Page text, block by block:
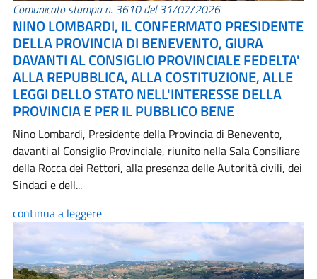
Comunicato stampa n. 3610 del 31/07/2026
NINO LOMBARDI, IL CONFERMATO PRESIDENTE
DELLA PROVINCIA DI BENEVENTO, GIURA
DAVANTI AL CONSIGLIO PROVINCIALE FEDELTA'
ALLA REPUBBLICA, ALLA COSTITUZIONE, ALLE
LEGGI DELLO STATO NELL'INTERESSE DELLA
PROVINCIA E PER IL PUBBLICO BENE
Nino Lombardi, Presidente della Provincia di Benevento,
davanti al Consiglio Provinciale, riunito nella Sala Consiliare
della Rocca dei Rettori, alla presenza delle Autorità civili, dei
Sindaci e dell...
continua a leggere